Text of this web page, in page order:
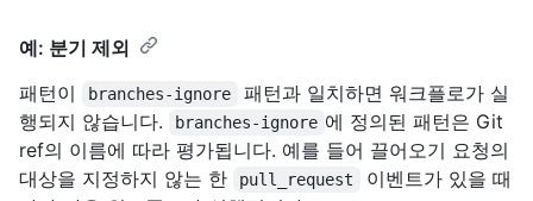
예: 분기 제외
패턴이
branches-ignore
패턴과 일치하면 워크플로가 실
행되지 않습니다.
branches-ignore 에 정의된 패턴은 Git
ref의 이름에 따라 평가됩니다. 예를 들어 끌어오기 요청의
대상을 지정하지 않는 한
pull_request
이벤트가 있을 때